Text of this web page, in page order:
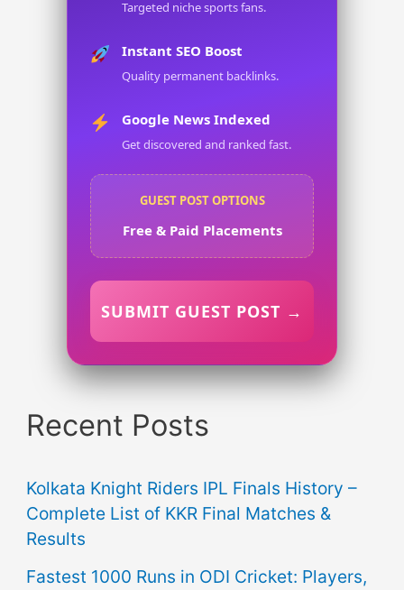
Targeted niche sports fans.
Instant SEO Boost
Quality permanent backlinks.
Google News Indexed
Get discovered and ranked fast.
GUEST POST OPTIONS
Free & Paid Placements
SUBMIT GUEST POST →
Recent Posts
Kolkata Knight Riders IPL Finals History –
Complete List of KKR Final Matches &
Results
Fastest 1000 Runs in ODI Cricket: Players,